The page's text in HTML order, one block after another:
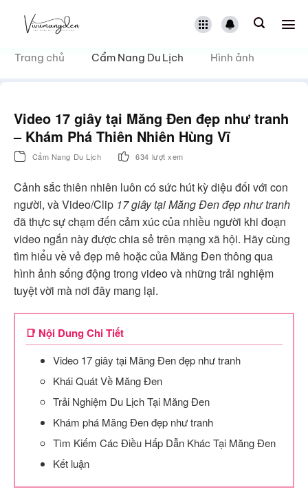
dungTrang chủ Cẩm Nang Du Lịch Hình ảnh
Video 17 giây tại Măng Đen đẹp như tranh
– Khám Phá Thiên Nhiên Hùng Vĩ
Cẩm Nang Du Lịch 634 lượt xem
Cảnh sắc thiên nhiên luôn có sức hút kỳ diệu đối với con
người, và Video/Clip 17 giây tại Măng Đen đẹp như tranh
đã thực sự chạm đến cảm xúc của nhiều người khi đoạn
video ngắn này được chia sẻ trên mạng xã hội. Hãy cùng
tìm hiểu về vẻ đẹp mê hoặc của Măng Đen thông qua
hình ảnh sống động trong video và những trải nghiệm
tuyệt vời mà nơi đây mang lại.
📑 Nội Dung Chi Tiết
Video 17 giây tại Măng Đen đẹp như tranh
Khái Quát Về Măng Đen
Trải Nghiệm Du Lịch Tại Măng Đen
Khám phá Măng Đen đẹp như tranh
Tìm Kiếm Các Điều Hấp Dẫn Khác Tại Măng Đen
Kết luận